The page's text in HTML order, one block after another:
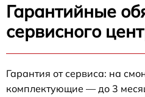
Гарантийные
сервисного
Гарантия от сервиса: на
комплектующие — до 3